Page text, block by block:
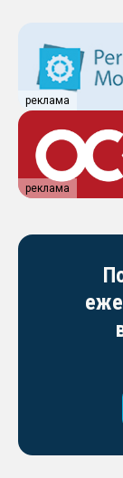
реклама
реклама